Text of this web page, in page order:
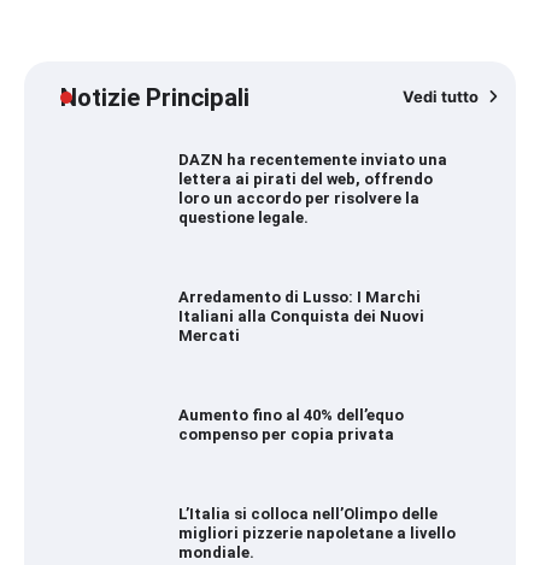
Notizie Principali Vedi tutto
DAZN ha recentemente inviato una
lettera ai pirati del web, offrendo
loro un accordo per risolvere la
questione legale.
Arredamento di Lusso: I Marchi
Italiani alla Conquista dei Nuovi
Mercati
Aumento fino al 40% dell’equo
compenso per copia privata
L’Italia si colloca nell’Olimpo delle
migliori pizzerie napoletane a livello
mondiale.